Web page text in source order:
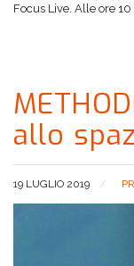
Focus Live. Alle ore
allo
19 LUGLIO 2019